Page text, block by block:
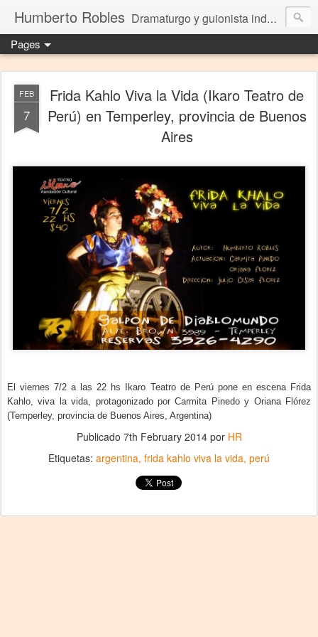
Humberto Robles Dramaturgo y guionista independiente
Pages
FEB
7
Frida Kahlo Viva la Vida (Ikaro Teatro de
Perú) en Temperley, provincia de Buenos
Aires
El viernes 7/2 a las 22 hs Ikaro Teatro de Perú pone en escena Frida
Kahlo, viva la vida, protagonizado por Carmita Pinedo y Oriana Flórez
(Temperley, provincia de Buenos Aires, Argentina)
Publicado 7th February 2014por HR
Etiquetas: argentina frida kahlo viva la vida perú